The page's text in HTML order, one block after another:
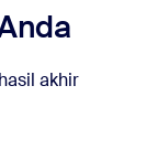
akhir